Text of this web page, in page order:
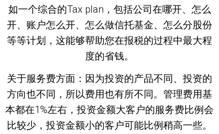
如一个综合的Tax plan，包括公司在哪开、怎么
开、账户怎么开、怎么做信托基金、怎么分股份
等等计划，这能够帮助您在报税的过程中最大程
度的省钱。
关于服务费方面：因为投资的产品不同、投资的
方向也不同，所以费用也有所不同。管理费用基
本都在1%左右，投资金额大客户的服务费比例会
比较少，投资金额小的客户可能比例稍高一些。